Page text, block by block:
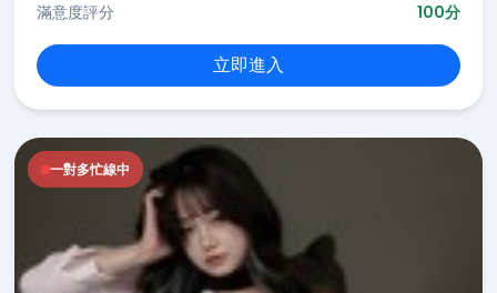
滿意度評分
100分
立即進入
一對多忙線中